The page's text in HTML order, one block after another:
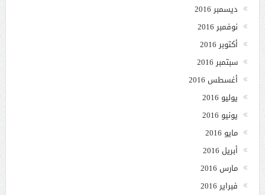
ديسمبر 2016
نوفمبر 2016
أكتوبر 2016
سبتمبر 2016
أغسطس 2016
يوليو 2016
يونيو 2016
مايو 2016
أبريل 2016
مارس 2016
فبراير 2016